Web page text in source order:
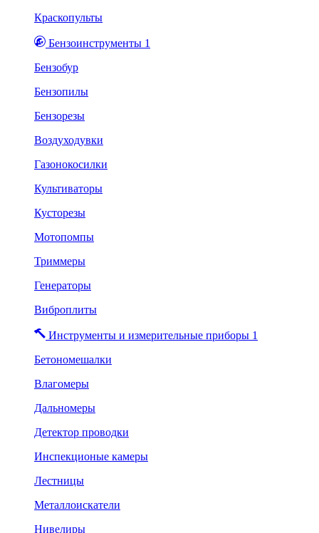
Краскопульты
Бензоинструменты 1
Бензобур
Бензопилы
Бензорезы
Воздуходувки
Газонокосилки
Культиваторы
Кусторезы
Мотопомпы
Триммеры
Генераторы
Виброплиты
Инструменты и измерительные приборы 1
Бетономешалки
Влагомеры
Дальномеры
Детектор проводки
Инспекционые камеры
Лестницы
Металлоискатели
Нивелиры